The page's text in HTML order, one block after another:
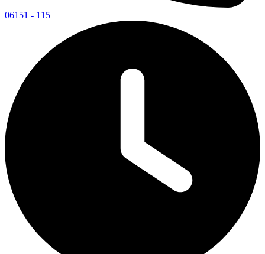
06151 - 115